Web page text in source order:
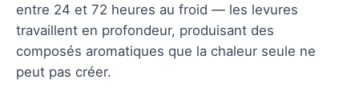
entre 24 et 72 heures au froid — les levures
travaillent en profondeur, produisant des
composés aromatiques que la chaleur seule ne
peut pas créer.